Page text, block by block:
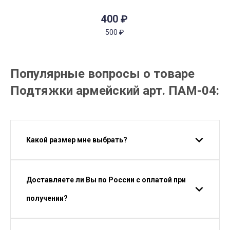
400 ₽
500 ₽
Популярные вопросы о товаре
Подтяжки армейский арт. ПАМ-04:
Какой размер мне выбрать?
Доставляете ли Вы по России с оплатой при
получении?